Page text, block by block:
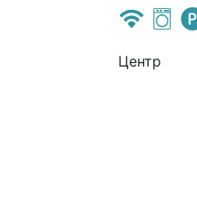
Центр